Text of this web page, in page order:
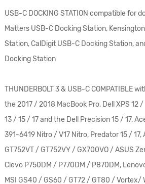
USB-C DOCKING STATION compatible for
Matters USB-C Docking Station,
Station, CalDigit USB-C Docking Station,
Docking Station
THUNDERBOLT 3 & USB-C COMPATIBLE
the 2017 / 2018 MacBook Pro, Dell XPS 12
13 / 15 / 17 and the Dell Precision 15 / 17,
391-6419 Nitro / V17 Nitro, Predator 15 / 17,
GT752VT / GT752VY / GX700VO / ASUS
Clevo P750DM / P770DM / P870DM,
MSI GS40 / GS60 / GT72 / GT80 / Vortex/